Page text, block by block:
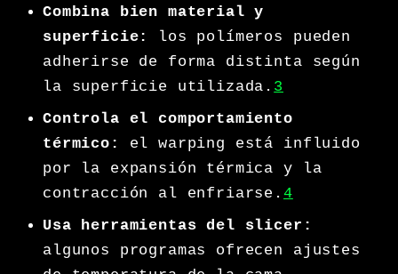
Combina bien material y
superficie:
los polímeros pueden
adherirse de forma distinta según
la superficie utilizada. 3
Controla el comportamiento
térmico:
el warping está influido
por la expansión térmica y la
contracción al enfriarse. 4
Usa herramientas del slicer:
algunos programas ofrecen ajustes